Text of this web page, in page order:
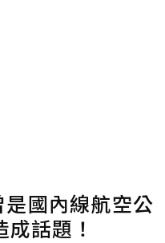
是國內線航空公
話題！